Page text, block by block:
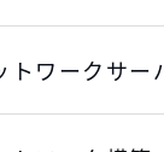
トワークサー